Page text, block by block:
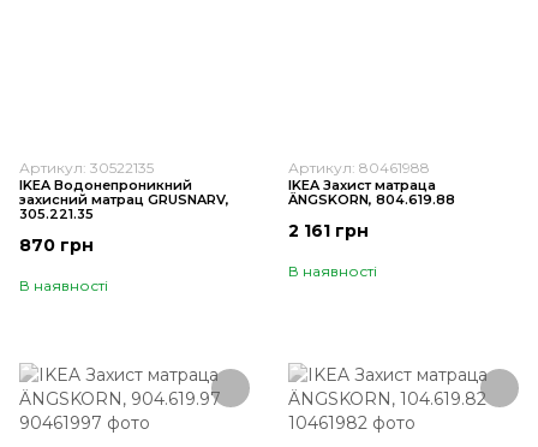
Артикул: 30522135
IKEA Водонепроникний
захисний матрац GRUSNARV,
305.221.35
870 грн
В наявності
Артикул: 80461988
IKEA Захист матраца
ÄNGSKORN, 804.619.88
2 161 грн
В наявності